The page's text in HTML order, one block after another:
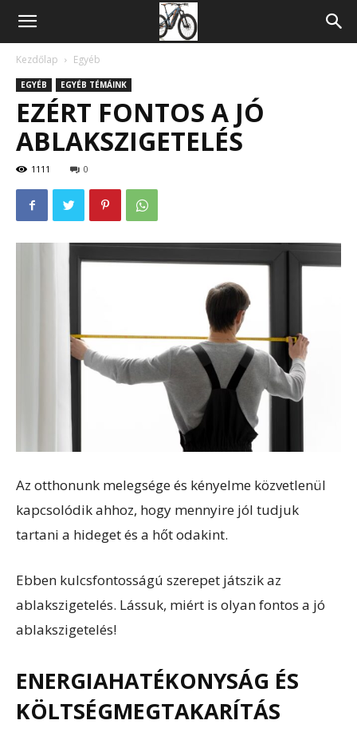
Kerékpár,
sport
blog
Kezdőlap Egyéb
EGYÉB EGYÉB TÉMÁINK
EZÉRT FONTOS A JÓ
ABLAKSZIGETELÉS
1111 0
Az otthonunk melegsége és kényelme közvetlenül
kapcsolódik ahhoz, hogy mennyire jól tudjuk
tartani a hideget és a hőt odakint.
Ebben kulcsfontosságú szerepet játszik az
ablakszigetelés. Lássuk, miért is olyan fontos a jó
ablakszigetelés!
ENERGIAHATÉKONYSÁG ÉS
KÖLTSÉGMEGTAKARÍTÁS